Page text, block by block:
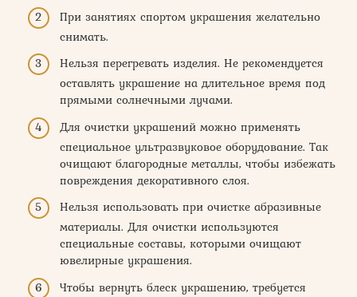
При занятиях спортом украшения желательно
снимать.
Нельзя перегревать изделия. Не рекомендуется
оставлять украшение на длительное время под
прямыми солнечными лучами.
Для очистки украшений можно применять
специальное ультразвуковое оборудование. Так
очищают благородные металлы, чтобы избежать
повреждения декоративного слоя.
Нельзя использовать при очистке абразивные
материалы. Для очистки используются
специальные составы, которыми очищают
ювелирные украшения.
Чтобы вернуть блеск украшению, требуется